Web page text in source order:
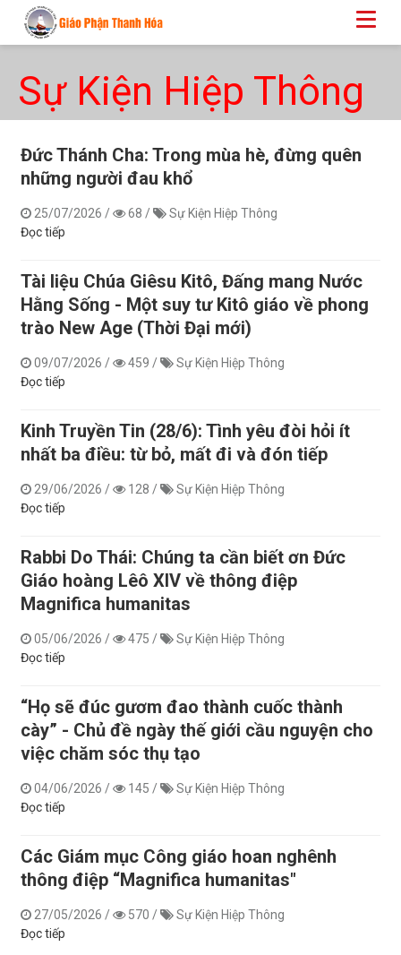
Sự Kiện Hiệp Thông
Đức Thánh Cha: Trong mùa hè, đừng quên
những người đau khổ
25/07/2026 / 68 /
Sự Kiện Hiệp Thông
Đọc tiếp
Tài liệu Chúa Giêsu Kitô, Đấng mang Nước
Hằng Sống - Một suy tư Kitô giáo về phong
trào New Age (Thời Đại mới)
09/07/2026 / 459 /
Sự Kiện Hiệp Thông
Đọc tiếp
Kinh Truyền Tin (28/6): Tình yêu đòi hỏi ít
nhất ba điều: từ bỏ, mất đi và đón tiếp
29/06/2026 / 128 /
Sự Kiện Hiệp Thông
Đọc tiếp
Rabbi Do Thái: Chúng ta cần biết ơn Đức
Giáo hoàng Lêô XIV về thông điệp
Magnifica humanitas
05/06/2026 / 475 /
Sự Kiện Hiệp Thông
Đọc tiếp
“Họ sẽ đúc gươm đao thành cuốc thành
cày” - Chủ đề ngày thế giới cầu nguyện cho
việc chăm sóc thụ tạo
04/06/2026 / 145 /
Sự Kiện Hiệp Thông
Đọc tiếp
Các Giám mục Công giáo hoan nghênh
thông điệp “Magnifica humanitas"
27/05/2026 / 570 /
Sự Kiện Hiệp Thông
Đọc tiếp